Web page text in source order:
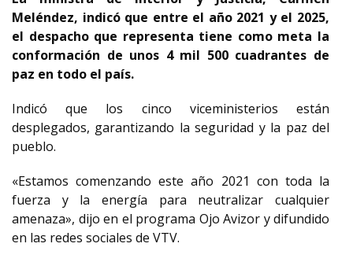
Meléndez, indicó que entre el año 2021 y el 2025,
el despacho que representa tiene como meta la
conformación de unos 4 mil 500 cuadrantes de
paz en todo el país.
Indicó que los cinco viceministerios están
desplegados, garantizando la seguridad y la paz del
pueblo.
«Estamos comenzando este año 2021 con toda la
fuerza y la energía para neutralizar cualquier
amenaza», dijo en el programa Ojo Avizor y difundido
en las redes sociales de VTV.